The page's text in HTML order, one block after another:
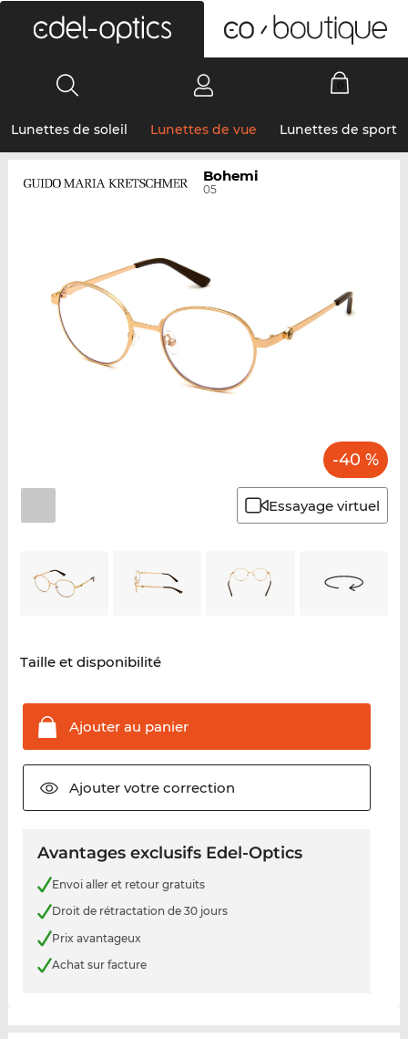
Lunettes de soleil Lunettes de vue Lunettes de sport
Bohemi
05
-40 %
Essayage virtuel
Taille et disponibilité
Ajouter au panier
Ajouter votrecorrection
Avantages exclusifs Edel-Optics
Envoi aller et retour gratuits
Droit de rétractation de 30 jours
Prix avantageux
Achat sur facture